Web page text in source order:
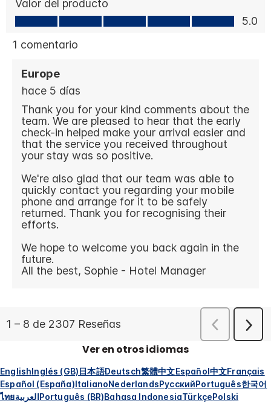
Ver en otros idiomas
EnglishInglés (GB)日本語Deutsch繁體中文Español中文Français
Español (España)ItalianoNederlandsРусскийPortuguês한국어
ไทยالعربيةPortuguês (BR)Bahasa IndonesiaTürkçePolski